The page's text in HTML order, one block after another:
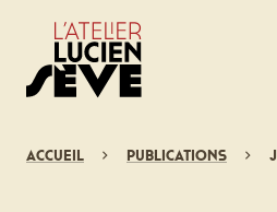
Accueil Publications